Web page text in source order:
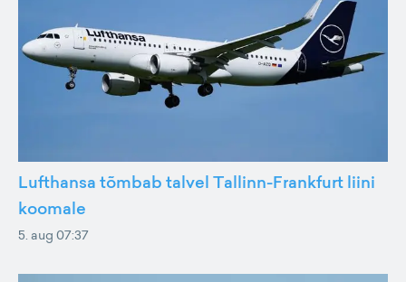
Lufthansa tõmbab talvel Tallinn-Frankfurt liini
koomale
5. aug 07:37